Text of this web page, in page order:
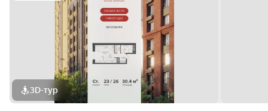
3D-тур